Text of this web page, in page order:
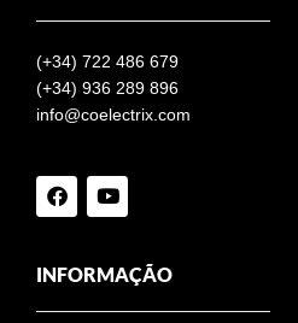
(+34) 722 486 679
(+34) 936 289 896
info@coelectrix.com
INFORMAÇÃO